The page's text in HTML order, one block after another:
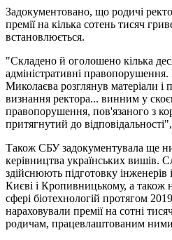
Задокументовано, що родичі
премії на кілька сотень тисяч
встановлюється.
"Складено й оголошено кілька
адміністративні
Миколаєва розглянув матеріали
визнання ректора... винним у
правопорушення, пов'язаного з
притягнутий до
Також СБУ задокументувала ще
керівництва українських вишів.
здійснюють підготовку інженерів і
Києві і Кропивницькому, а
сфері біотехнологій протягом
нараховували премії на сотні
родичам, працевлаштованим ними